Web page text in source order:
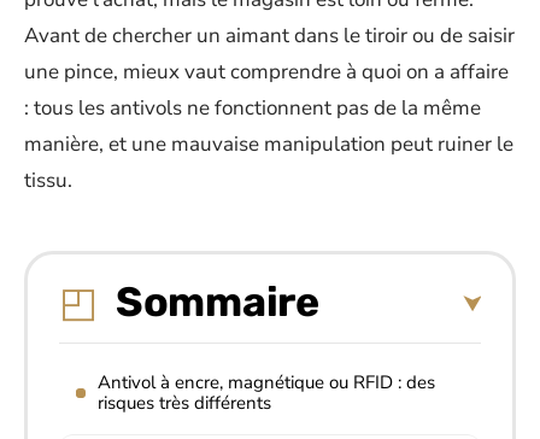
Avant de chercher un aimant dans le tiroir ou de saisir
une pince, mieux vaut comprendre à quoi on a affaire
: tous les antivols ne fonctionnent pas de la même
manière, et une mauvaise manipulation peut ruiner le
tissu.
Sommaire
Antivol à encre, magnétique ou RFID : des
risques très différents